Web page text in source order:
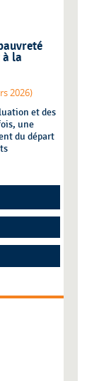
la
2026)
et des
une
du départ